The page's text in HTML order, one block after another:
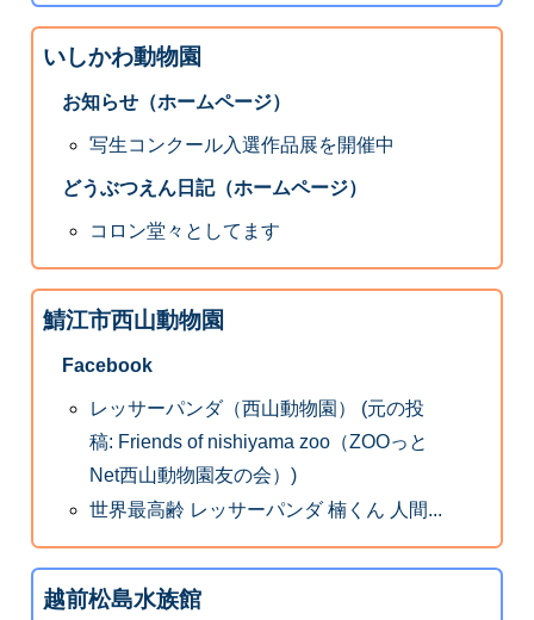
いしかわ動物園
お知らせ（ホームページ）
写生コンクール入選作品展を開催中
どうぶつえん日記（ホームページ）
コロン堂々としてます
鯖江市西山動物園
Facebook
レッサーパンダ（西山動物園） (元の投
稿: Friends of nishiyama zoo（ZOOっと
Net西山動物園友の会）)
世界最高齢 レッサーパンダ 楠くん 人間...
越前松島水族館